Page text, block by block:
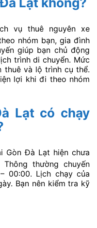
vụ thuê nguyên xe
nhóm bạn, gia đình
giúp bạn chủ động
trình di chuyển. Mức
thuê và lộ trình cụ thể.
lợi khi đi theo nhóm
Lạt có chạy
Gòn Đà Lạt hiện chưa
thường chuyến
00:00. Lịch chạy của
Bạn nên kiểm tra kỹ